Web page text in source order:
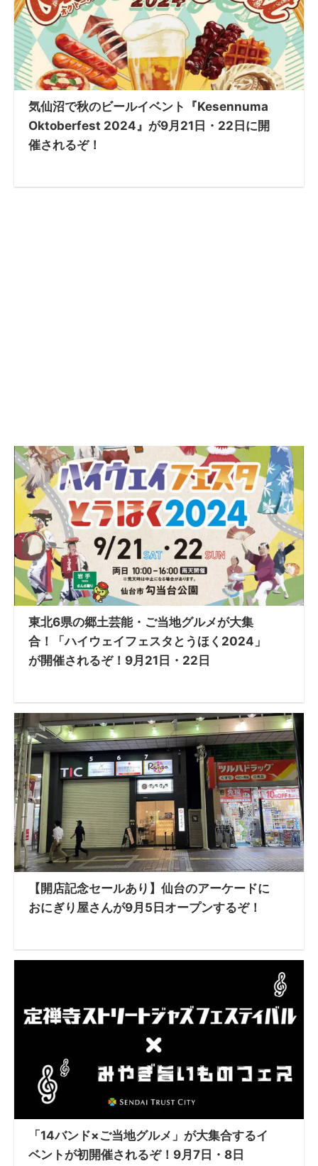
気仙沼で秋のビールイベント『Kesennuma
Oktoberfest 2024』が9月21日・22日に開
催されるぞ！
東北6県の郷土芸能・ご当地グルメが大集
合！「ハイウェイフェスタとうほく2024」
が開催されるぞ！9月21日・22日
【開店記念セールあり】仙台のアーケードに
おにぎり屋さんが9月5日オープンするぞ！
「14バンド×ご当地グルメ」が大集合するイ
ベントが初開催されるぞ！9月7日・8日